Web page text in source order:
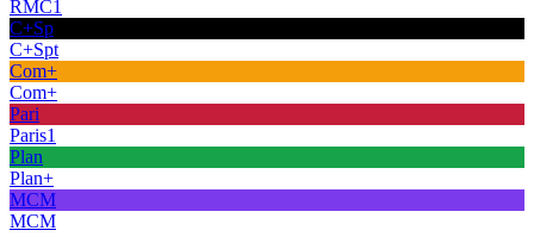
RMC1
C+Sp
C+Spt
Com+
Com+
Pari
Paris1
Plan
Plan+
MCM
MCM